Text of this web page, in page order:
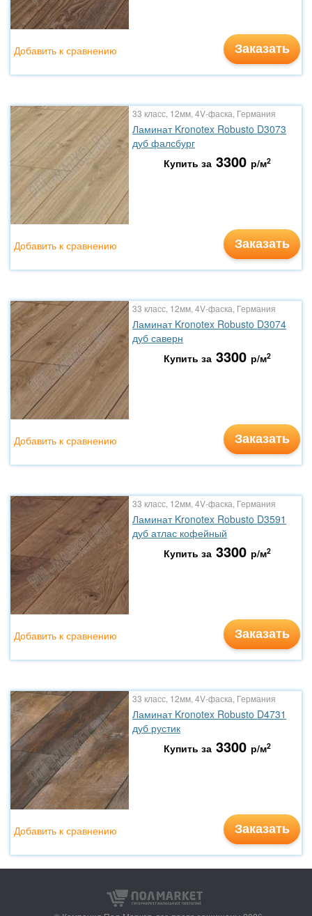
Заказать
Добавить к сравнению
33 класс, 12мм, 4V-фаска, Германия
Ламинат Kronotex Robusto D3073
дуб фалсбург
Купить за 3300 р/м2
Заказать
Добавить к сравнению
33 класс, 12мм, 4V-фаска, Германия
Ламинат Kronotex Robusto D3074
дуб саверн
Купить за 3300 р/м2
Заказать
Добавить к сравнению
33 класс, 12мм, 4V-фаска, Германия
Ламинат Kronotex Robusto D3591
дуб атлас кофейный
Купить за 3300 р/м2
Заказать
Добавить к сравнению
33 класс, 12мм, 4V-фаска, Германия
Ламинат Kronotex Robusto D4731
дуб рустик
Купить за 3300 р/м2
Заказать
Добавить к сравнению